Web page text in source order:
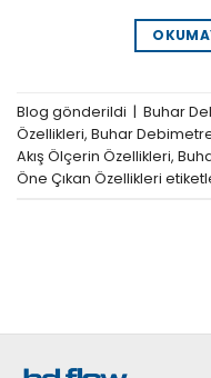
Blog gönderildi | Buhar
Özellikleri, Buhar
Akış Ölçerin Özellikleri,
Öne Çıkan Özellikleri